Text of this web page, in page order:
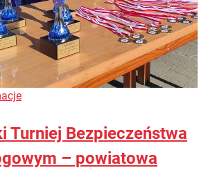
Turniej Bezpieczeństwa
– powiatowa